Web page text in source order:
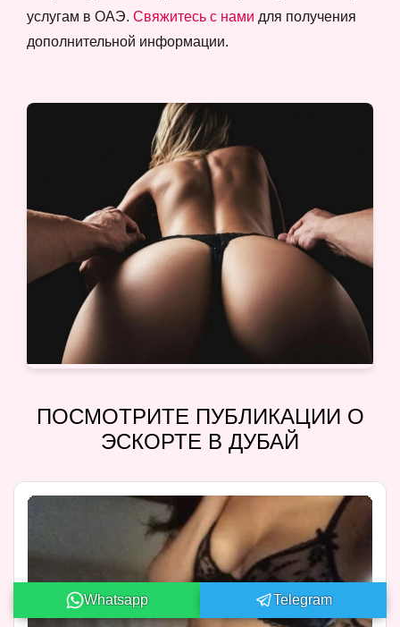
услугам в ОАЭ. Свяжитесь с нами для получения
дополнительной информации.
ПОСМОТРИТЕ ПУБЛИКАЦИИ О
ЭСКОРТЕ В ДУБАЙ
Whatsapp Telegram